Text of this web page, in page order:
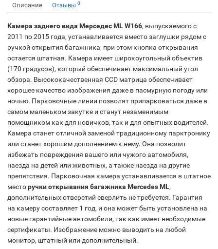
Описание Отзывы 0
Камера заднего вида Мерседес ML W166, выпускаемого с
2011 по 2015 года, устанавливается вместо заглушки рядом с
ручкой открытия багажника, при этом кнопка открывания
остается штатная. Камера имеет широкоугольный объектив
(170 градусов), который обеспечивает максимальный угол
обзора. Высококачественная CCD матрица обеспечивает
хорошее качество изображения даже в пасмурную погоду или
ночью. Парковочные линии позволят припарковаться даже в
самом маленьком закутке и станут незаменимым
помощником как для новичков, так и для опытных водителей.
Камера станет отличной заменой традиционному парктронику
или станет хорошим дополнением к нему. Она позволит
избежать повреждения вашего или чужого автомобиля,
наезда на детей или животных, а также наезда на другие
препятствия. Парковочная камера устанавливается в штатное
месторучки открывания багажника Mercedes ML,
дополнительных отверстий сверлить не требуется. Гарантия
на камеру составляет 1 год, и она может быть установлена на
новые гарантийные автомобили, так как имеет необходимые
сертификаты. Изображение можно выводить на любой
монитор, штатный или дополнительный.